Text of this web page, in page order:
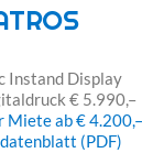
Instand Display
€ 5.990,–
Miete ab € 4.200,–
(PDF)